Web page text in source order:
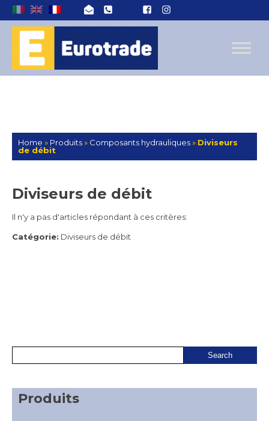
Produits
Home » Produits» Composants hydrauliques» Diviseurs
de débit
Diviseurs de débit
Il n'y a pas d'articles répondant à ces critères:
Catégorie: Diviseurs de débit